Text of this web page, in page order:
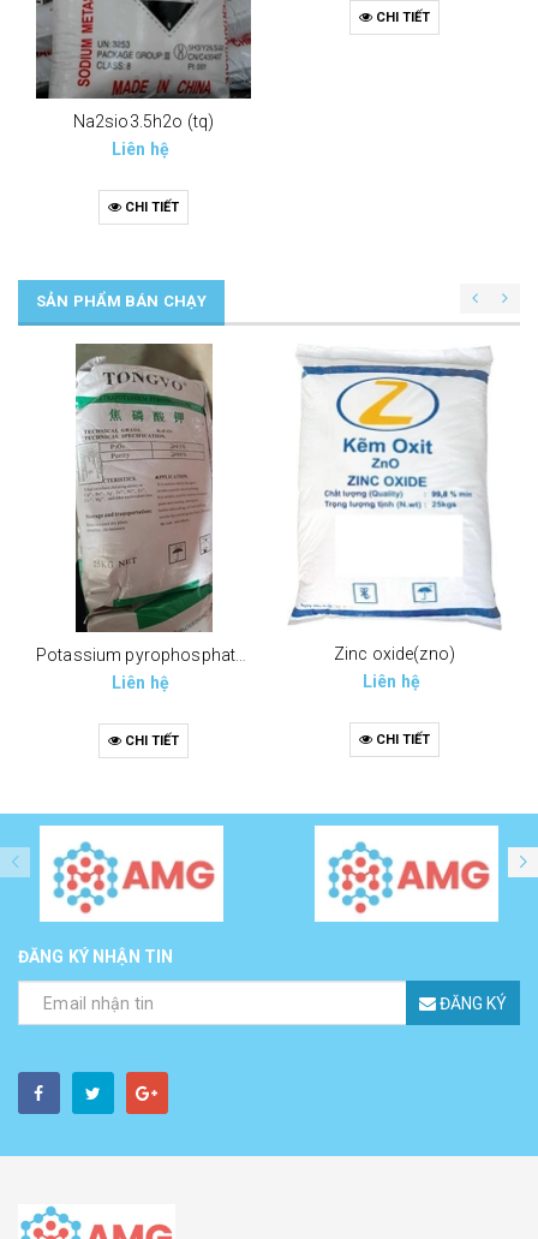
Na2sio3.5h2o (tq)
Liên hệ
CHI TIẾT
CHI TIẾT
SẢN PHẨM BÁN CHẠY
Potassium pyrophosphate (tppp) (k4p2o7)
Liên hệ
CHI TIẾT
Zinc oxide(zno)
Liên hệ
CHI TIẾT
ĐĂNG KÝ NHẬN TIN
ĐĂNG KÝ